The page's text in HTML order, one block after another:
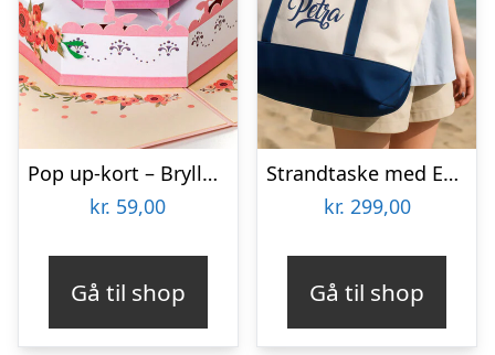
Pop up-kort – Bryllupskage
kr. 59,00
Gå til shop
Strandtaske med Eget Design
kr. 299,00
Gå til shop